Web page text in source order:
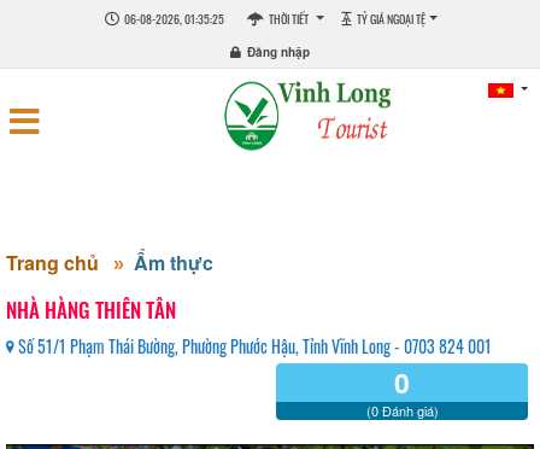
06-08-2026, 01:35:25 THỜI TIẾT TỶ GIÁ NGOẠI TỆ
Đăng nhập
Trang chủ Ẩm thực
NHÀ HÀNG THIÊN TÂN
Số 51/1 Phạm Thái Bường, Phường Phước Hậu, Tỉnh Vĩnh Long - 0703 824 001
0
(0 Đánh giá)